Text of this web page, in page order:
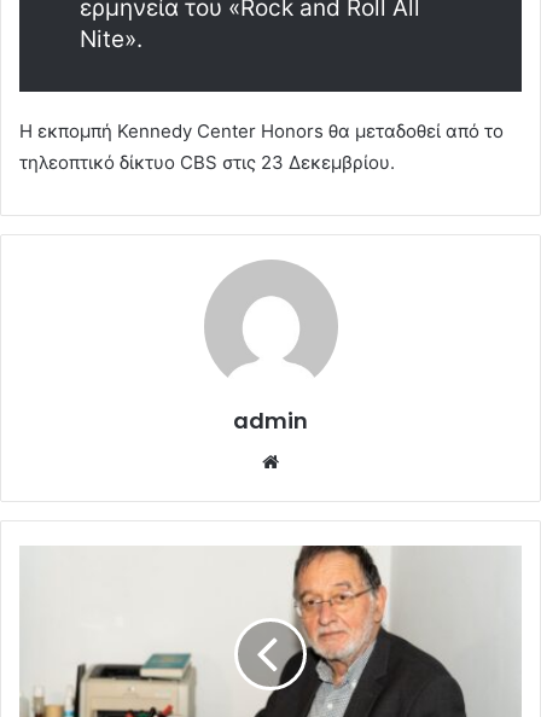
ερμηνεία του «Rock and Roll All
Nite».
Η εκπομπή Kennedy Center Honors θα μεταδοθεί από το
τηλεοπτικό δίκτυο CBS στις 23 Δεκεμβρίου.
admin